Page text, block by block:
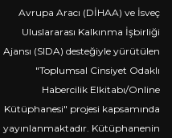
Avrupa Aracı (DİHAA) ve İsveç
Uluslararası Kalkınma İşbirliği
Ajansı (SIDA) desteğiyle yürütülen
"Toplumsal Cinsiyet Odaklı
Habercilik Elkitabı/Online
Kütüphanesi" projesi kapsamında
yayınlanmaktadır. Kütüphanenin